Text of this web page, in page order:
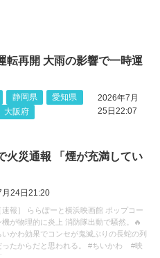
転再開 大雨の影響で一時運
静岡県
愛知県
大阪府
2026年7月
25日22:07
火災通報 「煙が充満してい
24日21:20
速報］ ららぽーと横浜映画館 ポップコー
機が物理的に炎上 消防隊出動で騒然。🔥
いかわ効果でコンセが鬼滅ぶりの長蛇の列
ったからだと思われる。 #ちいかわ #映